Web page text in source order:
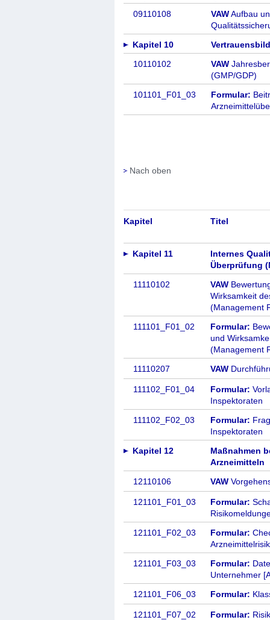
09110108
VAWAufbau
Kapitel 10
10110102
VAW
(GMP/GDP)
101101_F01_03
Formular:
Nach oben
Kapitel Titel
Kapitel 11
Internes
Überprüfung
11110102
VAW
Wirksamkeit
(Management
111101_F01_02
Formular:
und
(Management
11110207
VAW
111102_F01_04 Formular:
Inspektoraten
111102_F02_03
Formular:
Inspektoraten
Kapitel 12
Maßnahmen
Arzneimitteln
12110106
VAW
121101_F01_03 Formular:
121101_F02_03
Formular:
121101_F03_03
Formular:
Unternehmer
121101_F06_03
Formular:
121101_F07_02 Formular: